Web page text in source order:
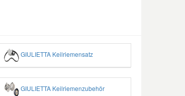
GIULIETTA Keilriemensatz
GIULIETTA Keilriemenzubehör